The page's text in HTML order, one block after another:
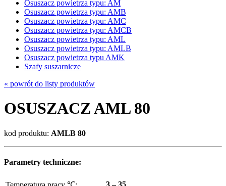
Osuszacz powietrza typu: AM
Osuszacz powietrza typu: AMB
Osuszacz powietrza typu: AMC
Osuszacz powietrza typu: AMCB
Osuszacz powietrza typu: AML
Osuszacz powietrza typu: AMLB
Osuszacz powietrza typu AMK
Szafy suszarnicze
« powrót do listy produktów
OSUSZACZ AML 80
kod produktu: AMLB 80
Parametry techniczne: